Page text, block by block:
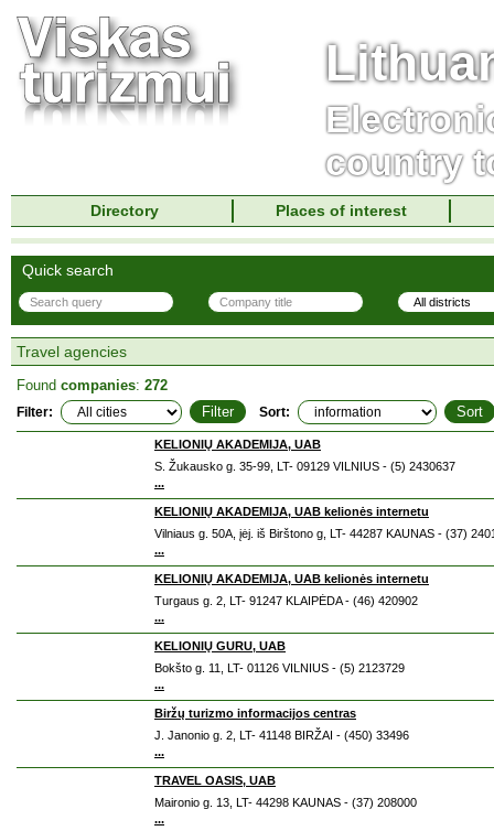
country
Directory Places of interest
Quick search
Travel agencies
Found companies: 272
Filter: Sort:
KELIONIŲ AKADEMIJA, UAB
S. Žukausko g. 35-99, LT- 09129 VILNIUS - (5) 2430637
...
KELIONIŲ AKADEMIJA, UAB kelionės internetu
Vilniaus g. 50A, įėj. iš Birštono g, LT- 44287 KAUNAS - (37)
...
KELIONIŲ AKADEMIJA, UAB kelionės internetu
Turgaus g. 2, LT- 91247 KLAIPĖDA - (46) 420902
...
KELIONIŲ GURU, UAB
Bokšto g. 11, LT- 01126 VILNIUS - (5) 2123729
...
Biržų turizmo informacijos centras
J. Janonio g. 2, LT- 41148 BIRŽAI - (450) 33496
...
TRAVEL OASIS, UAB
Maironio g. 13, LT- 44298 KAUNAS - (37) 208000
...